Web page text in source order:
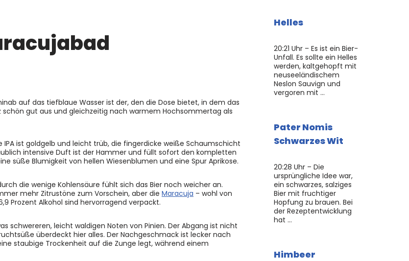
auf das tiefblaue Wasser ist der, den die Dose bietet, in dem das
schön gut aus und gleichzeitig nach warmem Hochsommertag als
ist goldgelb und leicht trüb, die fingerdicke weiße Schaumschicht
intensive Duft ist der Hammer und füllt sofort den kompletten
süße Blumigkeit von hellen Wiesenblumen und eine Spur Aprikose.
die wenige Kohlensäure fühlt sich das Bier noch weicher an.
mehr Zitrustöne zum Vorschein, aber die Maracuja – wohl von
Prozent Alkohol sind hervorragend verpackt.
schwereren, leicht waldigen Noten von Pinien. Der Abgang ist nicht
überdeckt hier alles. Der Nachgeschmack ist lecker nach
staubige Trockenheit auf die Zunge legt, während einem
Helles
20:21 Uhr – Es ist ein Bier-
Unfall. Es sollte ein Helles
werden, kaltgehopft mit
neuseeländischem
Neslon Sauvign und
vergoren mit …
Pater Nomis
Schwarzes Wit
20:28 Uhr – Die
ursprüngliche Idee war,
ein schwarzes, salziges
Bier mit fruchtiger
Hopfung zu brauen. Bei
der Rezeptentwicklung
hat …
Himbeer